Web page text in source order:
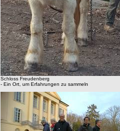
Schloss Freudenberg
- Ein Ort, um Erfahrungen zu sammeln